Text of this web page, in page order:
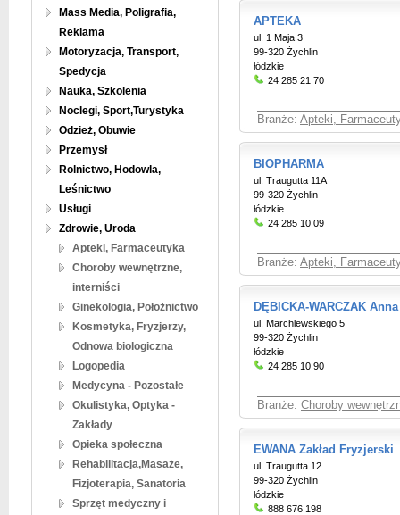
Mass Media, Poligrafia,
Reklama
Motoryzacja, Transport,
Spedycja
Nauka, Szkolenia
Noclegi, Sport,Turystyka
Odzież, Obuwie
Przemysł
Rolnictwo, Hodowla,
Leśnictwo
Usługi
Zdrowie, Uroda
Apteki, Farmaceutyka
Choroby wewnętrzne,
interniści
Ginekologia, Położnictwo
Kosmetyka, Fryzjerzy,
Odnowa biologiczna
Logopedia
Medycyna - Pozostałe
Okulistyka, Optyka -
Zakłady
Opieka społeczna
Rehabilitacja,Masaże,
Fizjoterapia, Sanatoria
Sprzęt medyczny i
APTEKA
ul. 1 Maja 3
99-320 Żychlin
łódzkie
24 285 21 70
Branże: Apteki,
BIOPHARMA
ul. Traugutta 11A
99-320 Żychlin
łódzkie
24 285 10 09
Branże: Apteki,
DĘBICKA-WARCZAK
ul. Marchlewskiego 5
99-320 Żychlin
łódzkie
24 285 10 90
Branże: Choroby
EWANA Zakład Fryzjerski
ul. Traugutta 12
99-320 Żychlin
łódzkie
888 676 198